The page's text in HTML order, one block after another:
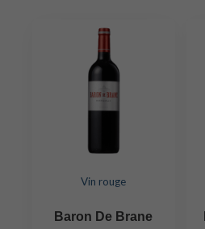
Vin rouge
Baron De Brane